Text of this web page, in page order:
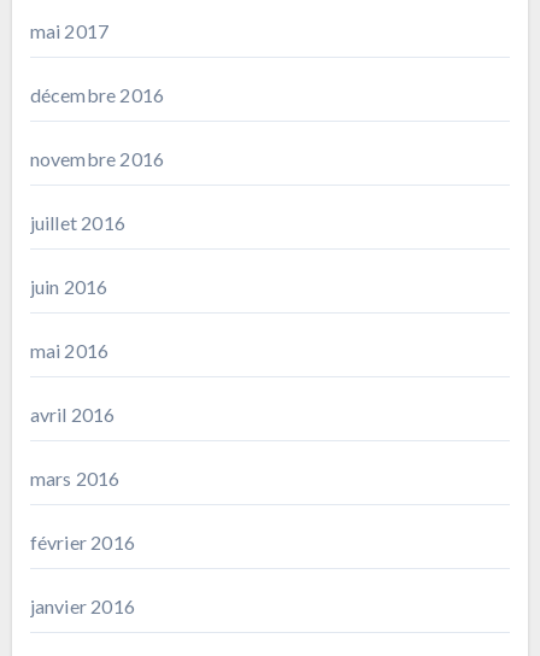
mai 2017
décembre 2016
novembre 2016
juillet 2016
juin 2016
mai 2016
avril 2016
mars 2016
février 2016
janvier 2016